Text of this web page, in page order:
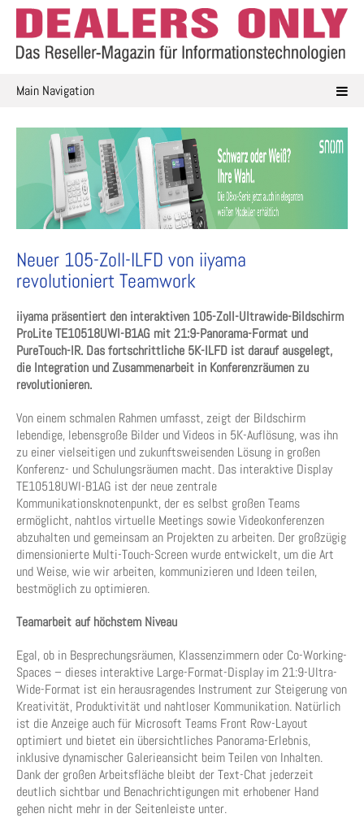
Skip
content
Main Navigation
Neuer 105-Zoll-ILFD von iiyama
revolutioniert Teamwork
iiyama präsentiert den interaktiven 105-Zoll-Ultrawide-Bildschirm
ProLite TE10518UWI-B1AG mit 21:9-Panorama-Format und
PureTouch-IR. Das fortschrittliche 5K-ILFD ist darauf ausgelegt,
die Integration und Zusammenarbeit in Konferenzräumen zu
revolutionieren.
Von einem schmalen Rahmen umfasst, zeigt der Bildschirm
lebendige, lebensgroße Bilder und Videos in 5K-Auflösung, was ihn
zu einer vielseitigen und zukunftsweisenden Lösung in großen
Konferenz- und Schulungsräumen macht. Das interaktive Display
TE10518UWI-B1AG ist der neue zentrale
Kommunikationsknotenpunkt, der es selbst großen Teams
ermöglicht, nahtlos virtuelle Meetings sowie Videokonferenzen
abzuhalten und gemeinsam an Projekten zu arbeiten. Der großzügig
dimensionierte Multi-Touch-Screen wurde entwickelt, um die Art
und Weise, wie wir arbeiten, kommunizieren und Ideen teilen,
bestmöglich zu optimieren.
Teamarbeit auf höchstem Niveau
Egal, ob in Besprechungsräumen, Klassenzimmern oder Co-Working-
Spaces – dieses interaktive Large-Format-Display im 21:9-Ultra-
Wide-Format ist ein herausragendes Instrument zur Steigerung von
Kreativität, Produktivität und nahtloser Kommunikation. Natürlich
ist die Anzeige auch für Microsoft Teams Front Row-Layout
optimiert und bietet ein übersichtliches Panorama-Erlebnis,
inklusive dynamischer Galerieansicht beim Teilen von Inhalten.
Dank der großen Arbeitsfläche bleibt der Text-Chat jederzeit
deutlich sichtbar und Benachrichtigungen mit erhobener Hand
gehen nicht mehr in der Seitenleiste unter.